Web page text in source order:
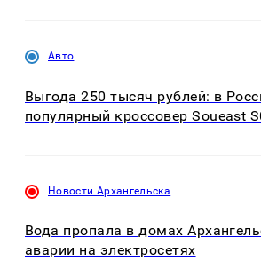
Авто
Выгода 250 тысяч рублей: в
популярный кроссовер Soueast
Новости Архангельска
Вода пропала в домах
аварии на электросетях